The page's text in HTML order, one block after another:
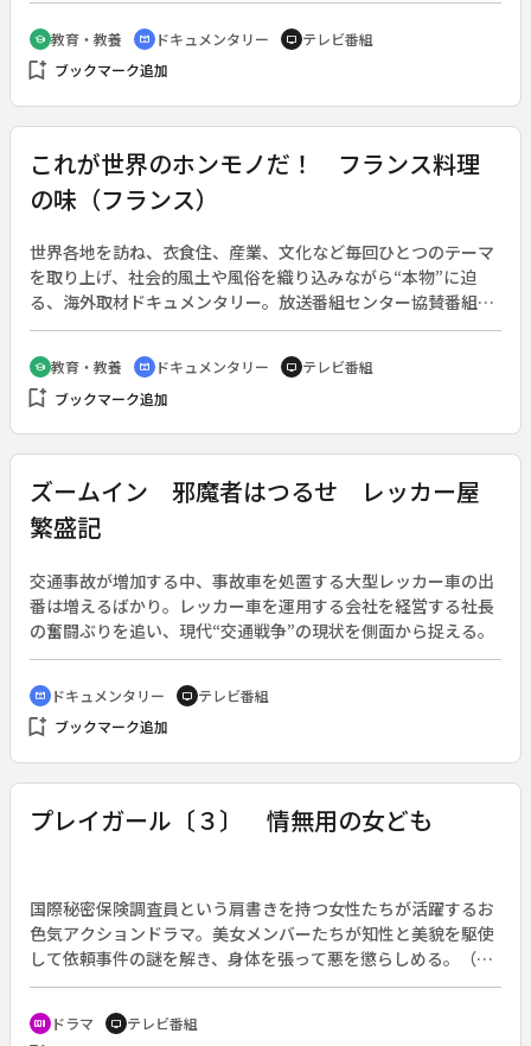
回）◆今回は、毎年７月に秋冬の新作が発表されるパリのファ
ッションショーの舞台裏を取材。華やかな衣装を身にまとうモ
デルやその衣装を整えるスタッフ、独創的な作品を作り出すデ
風景を追う。
school 教育・教養 cinematic_blur ドキュメンタリー tv テレビ番組
bookmark_add ブックマーク追加
これが世界のホンモノだ！ フランス料理
の味（フランス）
世界各地を訪ね、衣食住、産業、文化など毎回ひとつのテーマ
を取り上げ、社会的風土や風俗を織り込みながら“本物”に迫
る、海外取材ドキュメンタリー。放送番組センター協賛番組。
（１９６９年１０月５日～１９７０年３月２９日放送、全２６
回）◆今回のテーマは、フランス料理。美食の国、フランス。
海と大地の豊かな恵みと変化に富んだ気候風土が特色ある郷土
料理を生み、それらを慈しむグルメ文化を育んだ。グルメと
学ぶ人、チーズ作りに励む人、果ては酒蔵に眠るワインまで、
食に対するフランス人の姿勢やこだわりを紹介する。
school 教育・教養 cinematic_blur ドキュメンタリー tv テレビ番組
bookmark_add ブックマーク追加
ズームイン 邪魔者はつるせ レッカー屋
繁盛記
交通事故が増加する中、事故車を処置する大型レッカー車の出
番は増えるばかり。レッカー車を運用する会社を経営する社長
の奮闘ぶりを追い、現代“交通戦争”の現状を側面から捉える。
cinematic_blur ドキュメンタリー tv テレビ番組
bookmark_add ブックマーク追加
プレイガール〔３〕 情無用の女ども
国際秘密保険調査員という肩書きを持つ女性たちが活躍するお
色気アクションドラマ。美女メンバーたちが知性と美貌を駆使
して依頼事件の謎を解き、身体を張って悪を懲らしめる。（１
９６９年４月７日～１９７４年９月３０日放送）◆第３話「情
無用の女ども」。フランスの新進デザイナー・アラン浜田が来
日した。スイス銀行のシークレット・エージェントからの依頼
recent_actors ドラマ tv テレビ番組